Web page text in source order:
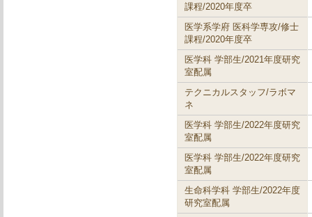
課程/2020年度卒
医学系学府 医科学専攻/修士
課程/2020年度卒
医学科 学部生/2021年度研究
室配属
テクニカルスタッフ/ラボマ
ネ
医学科 学部生/2022年度研究
室配属
医学科 学部生/2022年度研究
室配属
生命科学科 学部生/2022年度
研究室配属